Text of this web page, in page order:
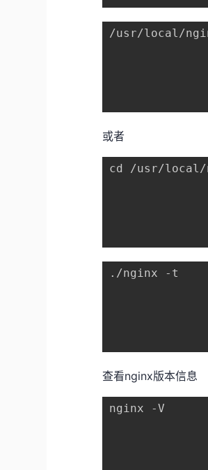
/usr/local/
或者
cd /usr/local/
./nginx -t
查看nginx版本信息
nginx -V